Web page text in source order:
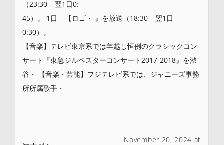
（23:30 – 翌1日0:
45）。 1日 – 【ロゴ・ 』を放送（18:30 – 翌1日
0:30）。
【音楽】テレビ東京系では年越し恒例のクラシックコン
サート『東急ジルベスターコンサート2017-2018』を渋
谷・ 【音楽・芸能】フジテレビ系では、ジャニーズ事務
所所属歌手・
November 20, 2024 at